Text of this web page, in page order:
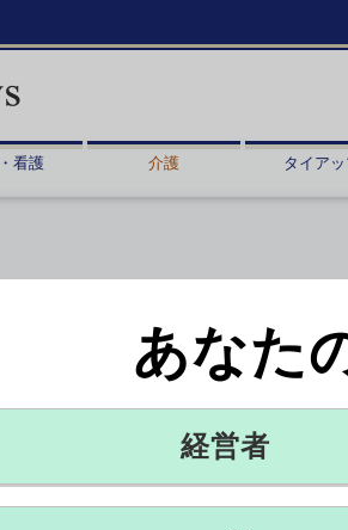
看護 介護 タイア
菌薬の適正使用、診療報酬で後押しへ
働省は26日、病院と診療所の抗菌薬の使
あなた
経営者